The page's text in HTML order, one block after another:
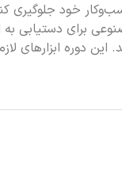
خود جلوگیری
برای دستیابی
دوره ابزارهای